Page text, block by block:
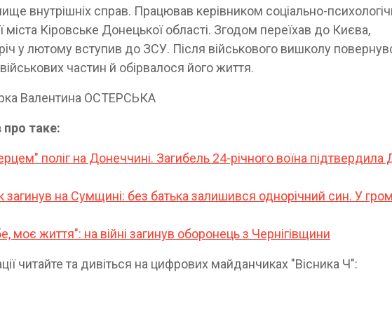
внутрішніх справ. Працював керівником соціально-
міста Кіровське Донецької області. Згодом переїхав до Києва,
у лютому вступив до ЗСУ. Після військового вишколу
частин й обірвалося його життя.
Валентина ОСТЕРСЬКА
про таке:
поліг на Донеччині. Загибель 24-річного воїна
загинув на Сумщині: без батька залишився однорічний син. У
моє життя": на війні загинув оборонець з Чернігівщини
читайте та дивіться на цифрових майданчиках "Вісника Ч":